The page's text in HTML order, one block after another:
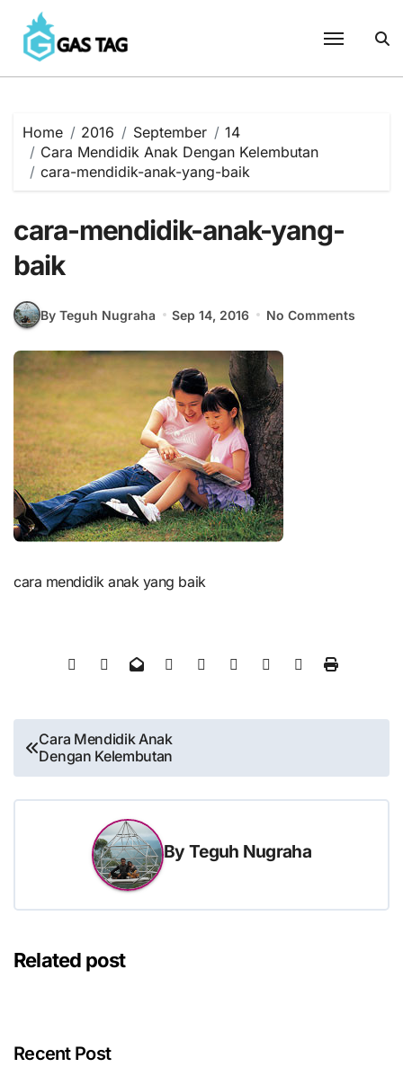
content
Home 2016 September
14
Cara Mendidik Anak Dengan Kelembutan
cara-mendidik-anak-yang-baik
cara-mendidik-anak-yang-
baik
By Teguh Nugraha Sep 14, 2016 No Comments
cara mendidik anak yang baik
Post
navigation
Cara Mendidik Anak
Dengan Kelembutan
By Teguh Nugraha
Related post
Recent Post